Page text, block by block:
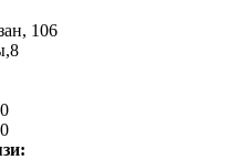
106